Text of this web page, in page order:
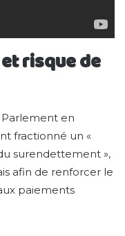
risque de
Parlement en
fractionné un «
surendettement »,
afin de renforcer le
paiements